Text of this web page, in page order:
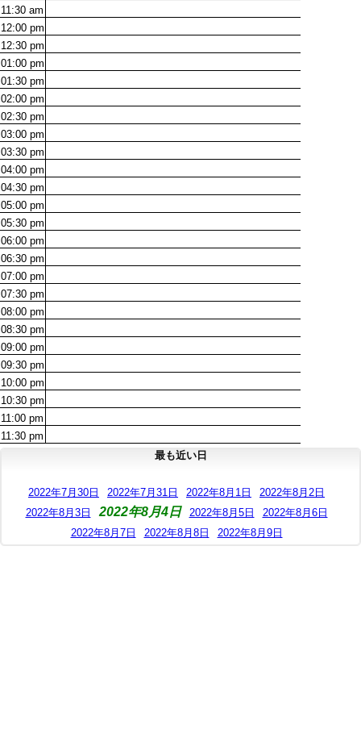
11:30 am
12:00 pm
12:30 pm
01:00 pm
01:30 pm
02:00 pm
02:30 pm
03:00 pm
03:30 pm
04:00 pm
04:30 pm
05:00 pm
05:30 pm
06:00 pm
06:30 pm
07:00 pm
07:30 pm
08:00 pm
08:30 pm
09:00 pm
09:30 pm
10:00 pm
10:30 pm
11:00 pm
11:30 pm
最も近い日
2022年7月30日 2022年7月31日 2022年8月1日
2022年8月2日
2022年8月3日
2022年8月4日 2022年8月5日
2022年8月6日
2022年8月7日
2022年8月8日 2022年8月9日